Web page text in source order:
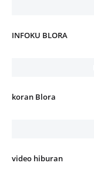
INFOKU BLORA
koran Blora
video hiburan